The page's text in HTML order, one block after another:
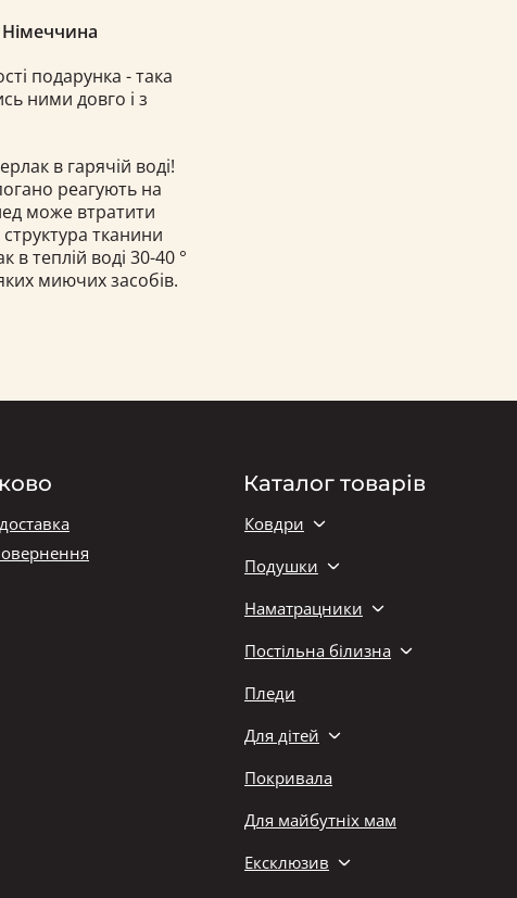
подарунка - така
ними довго і з
в гарячій воді!
реагують на
може втратити
тканини
теплій воді 30-40 °
миючих засобів.
Каталог товарів
Ковдри
Подушки
Наматрацники
Постільна білизна
Пледи
Для дітей
Покривала
Для майбутніх мам
Ексклюзив